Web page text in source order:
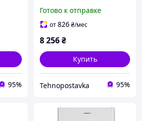
95%
Готово к отправке
от826₴/мес
8 256₴
Купить
Tehnopostavka 95%